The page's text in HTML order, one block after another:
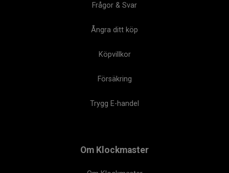
Frågor & Svar
Ångra ditt köp
Köpvillkor
Försäkring
Trygg E-handel
Om Klockmaster